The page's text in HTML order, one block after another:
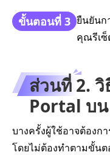
ขั้นตอนที่ 3 ยืนยันก
คุณรีเซ็
ส่วนที่ 2.
Portal บ
บางครั้งผู้ใช้อาจต้องก
โดยไม่ต้องทำตามขั้น